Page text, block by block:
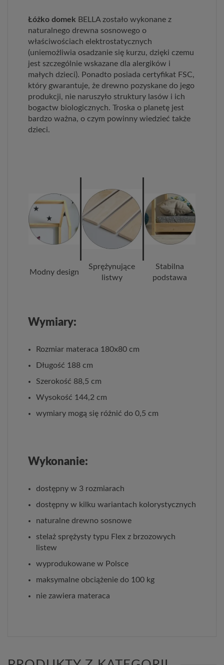
Łóżko domek BELLA zostało wykonane z
naturalnego drewna sosnowego o
właściwościach elektrostatycznych
(uniemożliwia osadzanie się kurzu, dzięki czemu
jest szczególnie wskazane dla alergików i
małych dzieci). Ponadto posiada certyfikat FSC,
który gwarantuje, że drewno pozyskane do jego
produkcji, nie naruszyło struktury lasów i ich
bogactw biologicznych. Troska o planetę jest
bardzo ważna, o czym powinny wiedzieć także
dzieci.
Modny design
Sprężynujące
listwy
Stabilna
podstawa
Wymiary:
Rozmiar materaca 180x80 cm
Długość 188 cm
Szerokość 88,5 cm
Wysokość 144,2 cm
wymiary mogą się różnić do 0,5 cm
Wykonanie:
dostępny w 3 rozmiarach
dostępny w kilku wariantach kolorystycznych
naturalne drewno sosnowe
stelaż sprężysty typu Flex z brzozowych
listew
wyprodukowane w Polsce
maksymalne obciążenie do 100 kg
nie zawiera materaca